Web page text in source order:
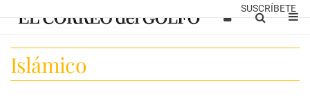
SUSCRÍBETE
Islámico